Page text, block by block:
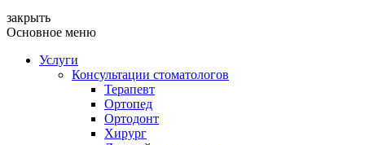
закрыть
Основное меню
Услуги
Консультации стоматологов
Терапевт
Ортопед
Ортодонт
Хирург